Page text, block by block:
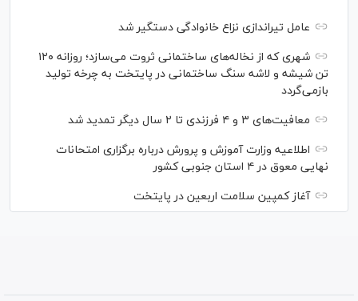
عامل تیراندازی نزاع خانوادگی دستگیر شد
شهری که از نخاله‌های ساختمانی ثروت می‌سازد؛ روزانه ۱۲۰
تن شیشه و لاشه سنگ ساختمانی در پایتخت به چرخه تولید
بازمی‌گردد
معافیت‌های ۳ و ۴ فرزندی تا ۲ سال دیگر تمدید شد
اطلاعیه وزارت آموزش و پرورش درباره برگزاری امتحانات
نهایی معوق در ۴ استان جنوبی کشور
آغاز کمپین سلامت اربعین در پایتخت